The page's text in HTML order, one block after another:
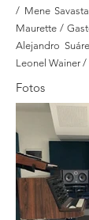
/ Mene
Maurette /
Alejandro
Leonel Wainer /
Fotos